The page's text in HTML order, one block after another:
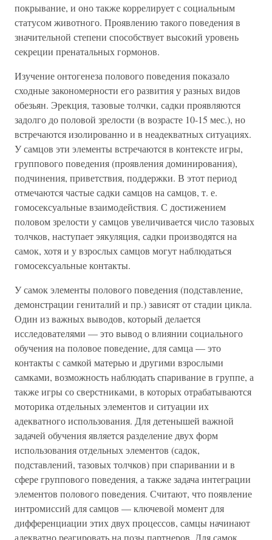
покрывание, и оно также коррелирует с социальным
статусом животного. Проявлению такого поведения в
значительной степени способствует высокий уровень
секреции пренатальных гормонов.
Изучение онтогенеза полового поведения показало
сходные закономерности его развития у разных видов
обезьян. Эрекция, тазовые толчки, садки проявляются
задолго до половой зрелости (в возрасте 10-15 мес.), но
встречаются изолированно и в неадекватных ситуациях.
У самцов эти элементы встречаются в контексте игры,
группового поведения (проявления доминирования),
подчинения, приветствия, поддержки. В этот период
отмечаются частые садки самцов на самцов, т. е.
гомосексуальные взаимодействия. С достижением
половом зрелости у самцов увеличивается число тазовых
толчков, наступает эякуляция, садки производятся на
самок, хотя и у взрослых самцов могут наблюдаться
гомосексуальные контакты.
У самок элементы полового поведения (подставление,
демонстрации гениталий и пр.) зависят от стадии цикла.
Один из важных выводов, который делается
исследователями — это вывод о влиянии социального
обучения на половое поведение, для самца — это
контакты с самкой матерью и другими взрослыми
самками, возможность наблюдать спаривание в группе, а
также игры со сверстниками, в которых отрабатываются
моторика отдельных элементов и ситуации их
адекватного использования. Для детенышей важной
задачей обучения является разделение двух форм
использования отдельных элементов (садок,
подставлений, тазовых толчков) при спаривании и в
сфере группового поведения, а также задача интеграции
элементов полового поведения. Считают, что появление
интромиссий для самцов — ключевой момент для
дифференциации этих двух процессов, самцы начинают
адекватно реагировать на позы партнеров. Для самок